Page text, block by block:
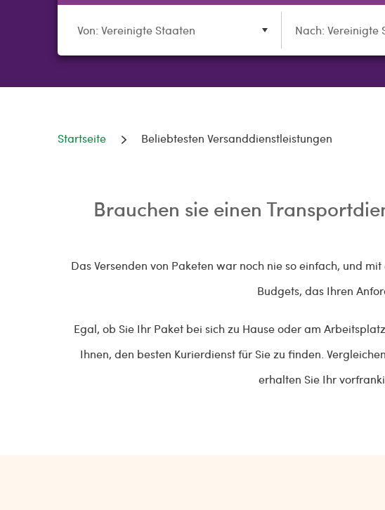
Von: Vereinigte Staaten Nach: Vereinigte
Startseite Beliebtesten Versanddienstleistungen
Brauchen sie einen
Das Versenden von Paketen war noch nie so einfach, und
Budgets, das Ihren
Egal, ob Sie Ihr Paket bei sich zu Hause oder am
Ihnen, den besten Kurierdienst für Sie zu finden.
erhalten Sie Ihr